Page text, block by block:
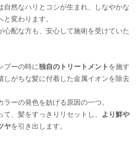
自然なハリとコシが生まれ、しなやかな
変わります。
心配な方も、安心して施術を受けていた
プーの時に独自のトリートメント を施す
しがちな髪に付着した金属イオンを除去
ーの発色を妨げる原因の一つ。
、髪をすっきりリセットし、 より鮮や
ヤを引き出します。